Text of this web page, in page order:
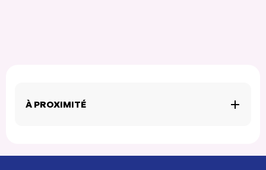
À PROXIMITÉ